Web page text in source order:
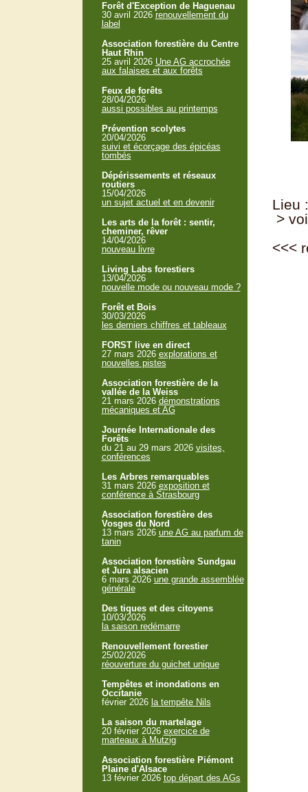
Lieu
>
<<<
Forêt d'Exception de Haguenau
30 avril 2026 renouvellement du
label
Association forestière du Centre
Haut Rhin
25 avril 2026 Une AG accrochée
aux falaises et aux forêts
Feux de forêts
28/04/2026
aussi possibles au printemps
Prévention scolytes
20/04/2026
suivi et écorçage des épicéas
tombés
Dépérissements et réseaux
routiers
15/04/2026
un sujet actuel et en devenir
Les arts de la forêt : sentir,
cheminer, rêver
14/04/2026
nouveau livre
Living Labs forestiers
13/04/2026
nouvelle mode ou nouveau mode ?
Forêt et Bois
30/03/2026
les derniers chiffres et tableaux
FORST live en direct
27 mars 2026 explorations et
nouvelles pistes
Association forestière de la
vallée de la Weiss
21 mars 2026 démonstrations
mécaniques et AG
Journée Internationale des
Forêts
du 21 au 29 mars 2026 visites,
conférences
Les Arbres remarquables
31 mars 2026 exposition et
conférence à Strasbourg
Association forestière des
Vosges du Nord
13 mars 2026 une AG au parfum de
tanin
Association forestière Sundgau
et Jura alsacien
6 mars 2026 une grande assemblée
générale
Des tiques et des citoyens
10/03/2026
la saison redémarre
Renouvellement forestier
25/02/2026
réouverture du guichet unique
Tempêtes et inondations en
Occitanie
février 2026 la tempête Nils
La saison du martelage
20 février 2026 exercice de
marteaux à Mutzig
Association forestière Piémont
Plaine d'Alsace
13 février 2026 top départ des AGs